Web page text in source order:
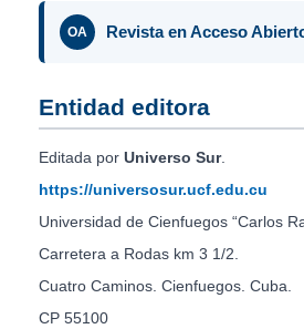
OA Revista en Acceso
Entidad editora
Editada por Universo Sur.
https://universosur.ucf.edu.cu
Universidad de Cienfuegos “Carlos
Carretera a Rodas km 3 1/2.
Cuatro Caminos. Cienfuegos. Cuba.
CP 55100